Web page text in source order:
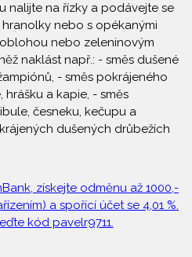
nalijte na řízky a podávejte se
nebo s opékanými
nebo zeleninovým
naklást např.: - směs dušené
- směs pokrájeného
a kapie, - směs
česneku, kečupu a
dušených drůbežích
získejte odměnu až 1000,-
a spořící účet se 4,01 %.
kód pavelr9711.